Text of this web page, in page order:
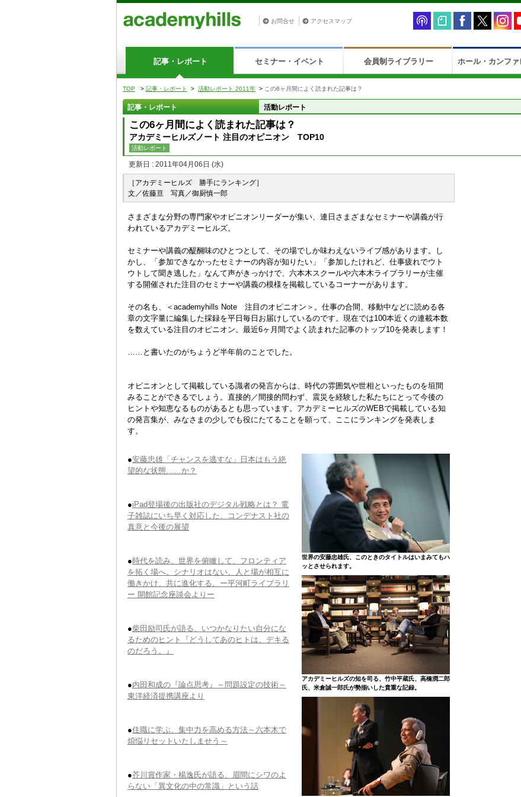
お問合せ アクセスマップ
記事・レポート セミナー・イベント 会員制ライブラリー ホール・カンフ
TOP > 記事・レポート > 活動レポート 2011年 > この6ヶ月間によく読まれた記事は？
記事・レポート 活動レポート
この6ヶ月間によく読まれた記事は？
アカデミーヒルズノート 注目のオピニオン TOP10
活動レポート
更新日 : 2011年04月06日 (水)
［アカデミーヒルズ 勝手にランキング］
文／佐藤亘 写真／御厨慎一郎
さまざまな分野の専門家やオピニオンリーダーが集い、連日さまざまなセミナーや講義が行
われているアカデミーヒルズ。
セミナーや講義の醍醐味のひとつとして、その場でしか味わえないライブ感があります。し
かし、「参加できなかったセミナーの内容が知りたい」「参加したけれど、仕事疲れでウト
ウトして聞き逃した」なんて声がきっかけで、六本木スクールや六本木ライブラリーが主催
する開催された注目のセミナーや講義の模様を掲載しているコーナーがあります。
その名も、＜academyhills Note 注目のオピニオン＞。仕事の合間、移動中などに読める各
章の文字量に編集した採録を平日毎日お届けしているのです。現在では100本近くの連載本数
を数えている注目のオピニオン。最近6ヶ月間でよく読まれた記事のトップ10を発表します！
……と書いたのがちょうど半年前のことでした。
オピニオンとして掲載している識者の発言からは、時代の雰囲気や世相といったものを垣間
みることができるでしょう。直接的／間接的問わず、震災を経験した私たちにとって今後の
ヒントや知恵なるものがあるとも思っています。アカデミーヒルズのWEBで掲載している知
の発言集が、みなさまの少しでも役にたてることを願って、ここにランキングを発表しま
す。
世界の安藤忠雄氏、このときのタイトルはいまみてもハ
ッとさせられます。
アカデミーヒルズの知を司る、竹中平蔵氏、高橋潤二郎
氏、米倉誠一郎氏が勢揃いした貴重な記録。
●安藤忠雄「チャンスを逃すな」日本はもう絶
望的な状態……か？
●iPad登場後の出版社のデジタル戦略とは？ 電
子雑誌にいち早く対応した、コンデナスト社の
真意と今後の展望
●時代を読み、世界を俯瞰して、フロンティア
を拓く場へ。シナリオはない。人と場が相互に
働きかけ、共に進化する。ー平河町ライブラリ
ー 開館記念座談会よりー
●柴田励司氏が語る、いつかなりたい自分にな
るためのヒント『どうしてあのヒトは、デキる
のだろう。』
●内田和成の『論点思考』～問題設定の技術～
東洋経済提携講座より
●住職に学ぶ、集中力を高める方法～六本木で
煩悩リセットいたしませう～
●芥川賞作家・楊逸氏が語る、眉間にシワのよ
らない「異文化の中の常識」という話